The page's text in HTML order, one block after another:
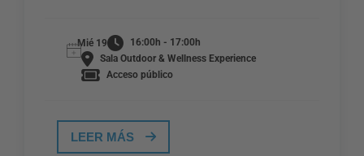
Mié 19
16:00h - 17:00h
Sala Outdoor & Wellness Experience
Acceso público
LEER MÁS